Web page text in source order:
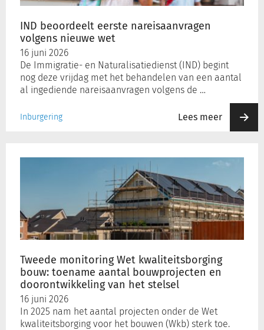
IND beoordeelt eerste nareisaanvragen
volgens nieuwe wet
16 juni 2026
De Immigratie- en Naturalisatiedienst (IND) begint
nog deze vrijdag met het behandelen van een aantal
al ingediende nareisaanvragen volgens de …
Inburgering Lees meer
Tweede monitoring Wet kwaliteitsborging
bouw: toename aantal bouwprojecten en
doorontwikkeling van het stelsel
16 juni 2026
In 2025 nam het aantal projecten onder de Wet
kwaliteitsborging voor het bouwen (Wkb) sterk toe.
toename
aantal
bouwprojecten
doorontwikkeling
van
het
stelsel